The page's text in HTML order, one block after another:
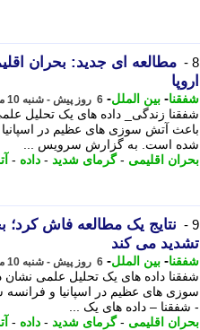
8 -
مطالعه ای جدید: بحران
اروپا
شفقنا- بین الملل- 6 روز پیش - شنبه 10 مرداد 1405، 23:22
شفقنا زندگی_ داده های یک تحلیل
باعث آتش سوزی های عظیم در اسپانیا
شده است. به گزارش سرویس ...
بحران اقلیمی -گرمای شدید - داده -
9 -
نتایج یک مطالعه فاش کرد؛
تشدید می کند
شفقنا- بین الملل- 6 روز پیش - شنبه 10 مرداد 1405، 14:37
شفقنا داده های یک تحلیل علمی
سوزی های عظیم در اسپانیا و
- شفقنا – داده های یک ...
بحران اقلیمی -گرمای شدید - داده -